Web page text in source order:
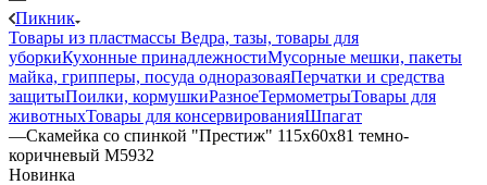
Пикник
Товары из пластмассы Ведра, тазы, товары для
уборкиКухонные принадлежностиМусорные мешки, пакеты
майка, грипперы, посуда одноразоваяПерчатки и средства
защитыПоилки, кормушкиРазноеТермометрыТовары для
животныхТовары для консервированияШпагат
—Скамейка со спинкой "Престиж" 115х60х81 темно-
коричневый М5932
Новинка